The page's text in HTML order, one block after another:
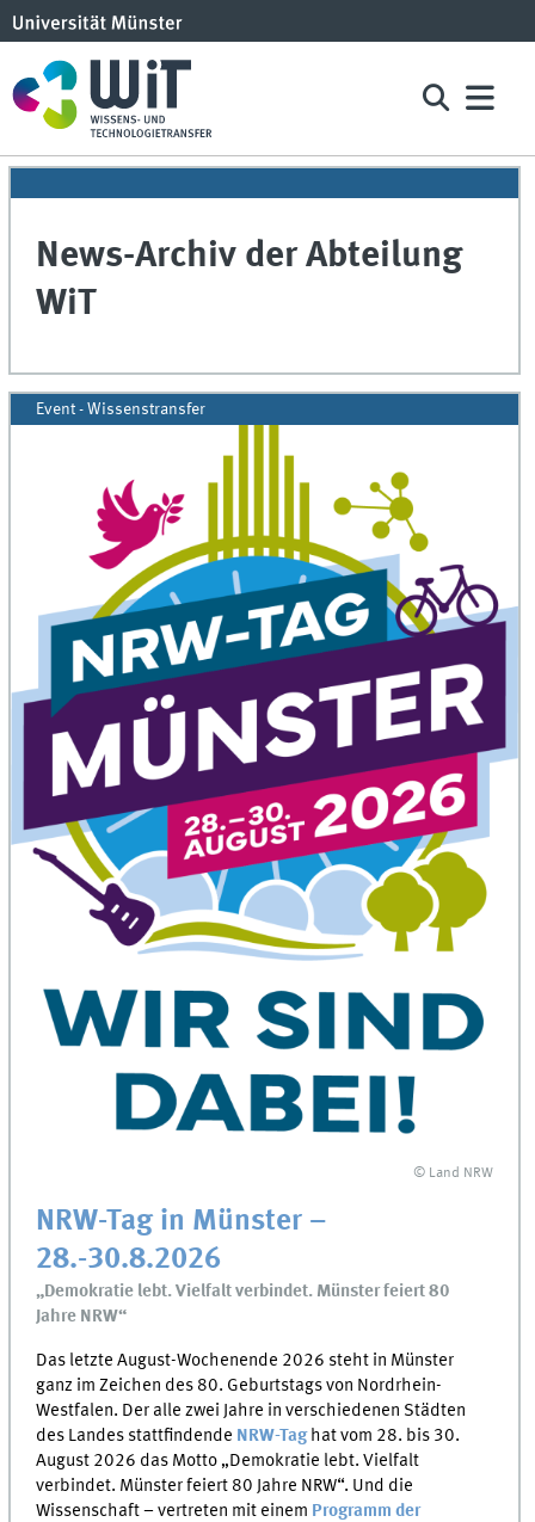
News-Archiv der Abteilung
WiT
Event - Wissenstransfer
© Land NRW
NRW-Tag in Münster –
28.-30.8.2026
„Demokratie lebt. Vielfalt verbindet. Münster feiert 80
Jahre NRW“
Das letzte August-Wochenende 2026 steht in Münster
ganz im Zeichen des 80. Geburtstags von Nordrhein-
Westfalen. Der alle zwei Jahre in verschiedenen Städten
des Landes stattfindende NRW-Taghat vom 28. bis 30.
August 2026 das Motto „Demokratie lebt. Vielfalt
verbindet. Münster feiert 80 Jahre NRW“. Und die
Wissenschaft – vertreten mit einem Programm der